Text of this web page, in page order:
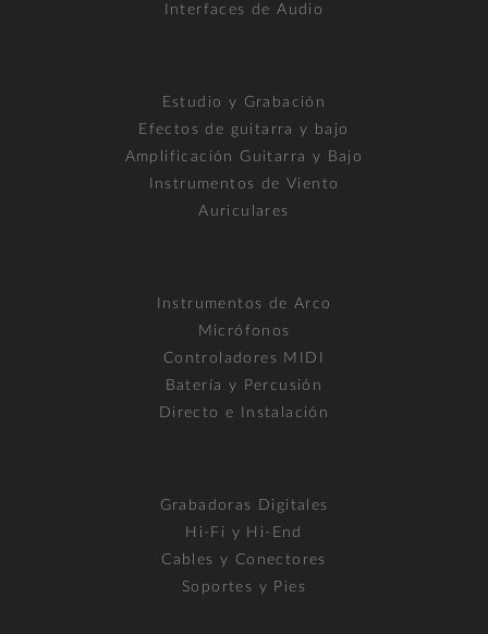
Interfaces de Audio
Estudio y Grabación
Efectos de guitarra y bajo
Amplificación Guitarra y Bajo
Instrumentos de Viento
Auriculares
Instrumentos de Arco
Micrófonos
Controladores MIDI
Batería y Percusión
Directo e Instalación
Grabadoras Digitales
Hi-Fi y Hi-End
Cables y Conectores
Soportes y Pies